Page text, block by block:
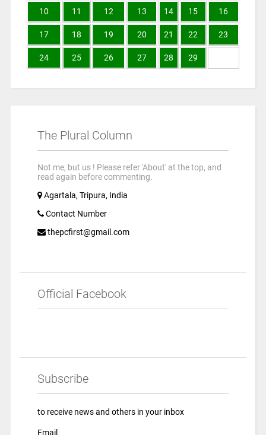
10 11 12 13 14 15 16
17 18 19 20 21 22 23
24 25 26 27 28 29
The Plural Column
Not me, but us ! Please refer 'About' at the top, and
read again before commenting.
Agartala, Tripura, India
Contact Number
thepcfirst@gmail.com
Official Facebook
Subscribe
to receive news and others in your inbox
Email